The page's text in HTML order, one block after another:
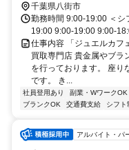
千葉県八街市
勤務時間 9:00-19:00 ＜
19:00 9:00-19:00 9:00-
仕事内容 「ジュエルカフ
買取専門店 貴金属やブラ
を行っております。 座り
です。 き...
社員登用あり 副業・WワークOK
ブランクOK
交通費支給 シフト
アルバイト・パ